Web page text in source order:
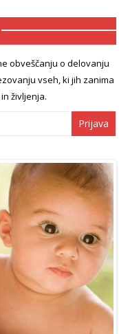
obveščanju o delovanju
vseh, ki jih zanima
življenja.